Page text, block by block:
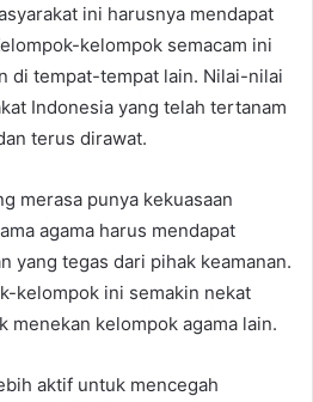
ini harusnya mendapat
kelompok semacam ini
di tempat-tempat lain. Nilai-nilai
Indonesia yang telah tertanam
terus dirawat.
merasa punya kekuasaan
agama harus mendapat
yang tegas dari pihak keamanan.
kelompok ini semakin nekat
menekan kelompok agama lain.
aktif untuk mencegah